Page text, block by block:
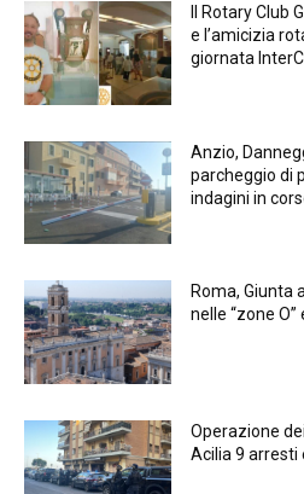
Il Rotary Club
e l’amicizia
giornata
Anzio,
parcheggio di
indagini in
Roma, Giunta
nelle “zone
Operazione
Acilia 9 arresti